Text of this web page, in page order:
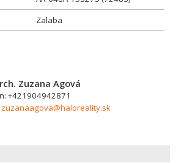
Zalaba
Zuzana Agová
+421904942871
zuzanaagova@haloreality.sk